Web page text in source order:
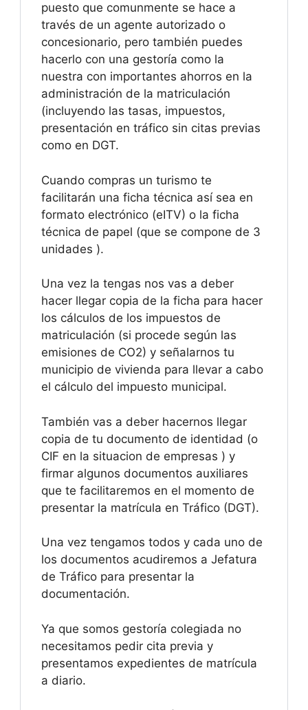
puesto que comunmente se hace a
través de un agente autorizado o
concesionario, pero también puedes
hacerlo con una gestoría como la
nuestra con importantes ahorros en la
administración de la matriculación
(incluyendo las tasas, impuestos,
presentación en tráfico sin citas previas
como en DGT.
Cuando compras un turismo te
facilitarán una ficha técnica así sea en
formato electrónico (eITV) o la ficha
técnica de papel (que se compone de 3
unidades ).
Una vez la tengas nos vas a deber
hacer llegar copia de la ficha para hacer
los cálculos de los impuestos de
matriculación (si procede según las
emisiones de CO2) y señalarnos tu
municipio de vivienda para llevar a cabo
el cálculo del impuesto municipal.
También vas a deber hacernos llegar
copia de tu documento de identidad (o
CIF en la situacion de empresas ) y
firmar algunos documentos auxiliares
que te facilitaremos en el momento de
presentar la matrícula en Tráfico (DGT).
Una vez tengamos todos y cada uno de
los documentos acudiremos a Jefatura
de Tráfico para presentar la
documentación.
Ya que somos gestoría colegiada no
necesitamos pedir cita previa y
presentamos expedientes de matrícula
a diario.